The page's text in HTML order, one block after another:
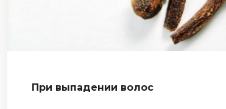
При выпадении волос